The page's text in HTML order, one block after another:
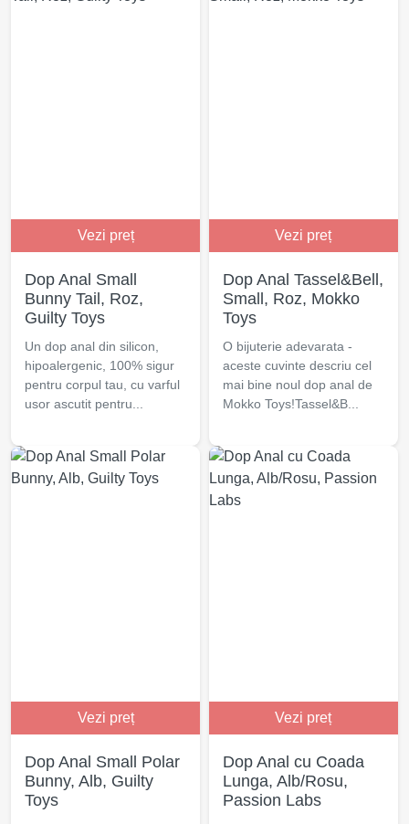
Vezi preț
Dop Anal Small
Bunny Tail, Roz,
Guilty Toys
Un dop anal din silicon,
hipoalergenic, 100% sigur
pentru corpul tau, cu varful
usor ascutit pentru...
Vezi preț
Dop Anal Tassel&Bell,
Small, Roz, Mokko
Toys
O bijuterie adevarata -
aceste cuvinte descriu cel
mai bine noul dop anal de
Mokko Toys!Tassel&B...
Vezi preț
Dop Anal Small Polar
Bunny, Alb, Guilty
Toys
Vezi preț
Dop Anal cu Coada
Lunga, Alb/Rosu,
Passion Labs